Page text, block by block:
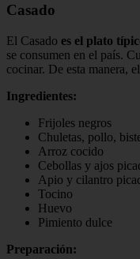
Casado
El Casado es el plato
se consumen en el país.
cocinar. De esta manera,
Ingredientes:
Frijoles negros
Chuletas, pollo,
Arroz cocido
Cebollas y ajos
Apio y cilantro
Tocino
Huevo
Pimiento dulce
Preparación: